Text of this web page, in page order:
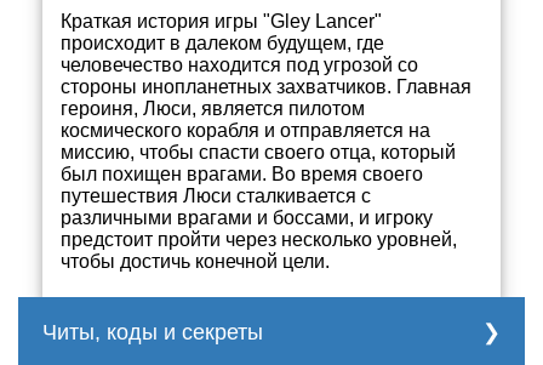
Краткая история игры "Gley Lancer"
происходит в далеком будущем, где
человечество находится под угрозой со
стороны инопланетных захватчиков. Главная
героиня, Люси, является пилотом
космического корабля и отправляется на
миссию, чтобы спасти своего отца, который
был похищен врагами. Во время своего
путешествия Люси сталкивается с
различными врагами и боссами, и игроку
предстоит пройти через несколько уровней,
чтобы достичь конечной цели.
Читы, коды и секреты